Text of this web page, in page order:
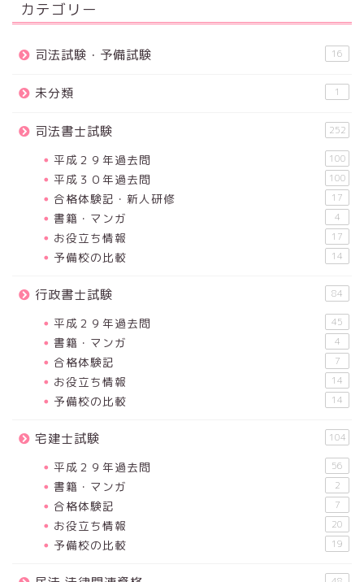
カテゴリー
司法試験・予備試験 16
未分類 1
司法書士試験 252
平成２９年過去問 100
平成３０年過去問 100
合格体験記・新人研修 17
書籍・マンガ 4
お役立ち情報 17
予備校の比較 14
行政書士試験 84
平成２９年過去問 45
書籍・マンガ 4
合格体験記 7
お役立ち情報 14
予備校の比較 14
宅建士試験 104
平成２９年過去問 56
書籍・マンガ 2
合格体験記 7
お役立ち情報 20
予備校の比較 19